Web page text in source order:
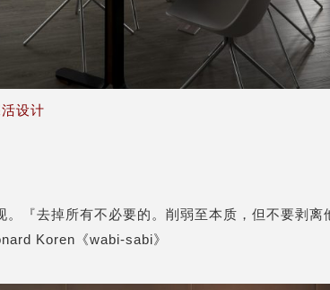
设计
。『去掉所有不必要的。削弱至本质，但不要剥离
Koren《wabi-sabi》